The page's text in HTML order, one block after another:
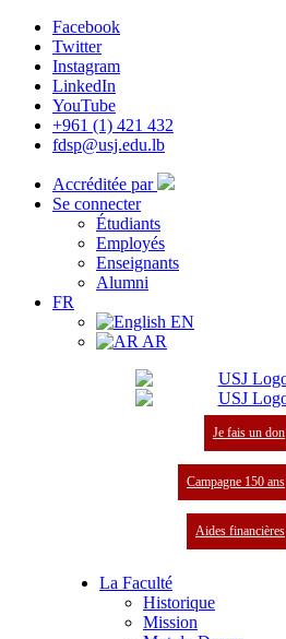
Facebook
Twitter
Instagram
LinkedIn
YouTube
+961 (1) 421 432
fdsp@usj.edu.lb
Accréditée par
Se connecter
Étudiants
Employés
Enseignants
Alumni
FR
EN
AR
Je fais un don
Campagne 150 ans
Aides financières
La Faculté
Historique
Mission